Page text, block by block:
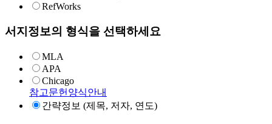
RefWorks
서지정보의 형식을 선택하세요
MLA
APA
Chicago
참고문헌양식안내
간략정보 (제목, 저자, 연도)